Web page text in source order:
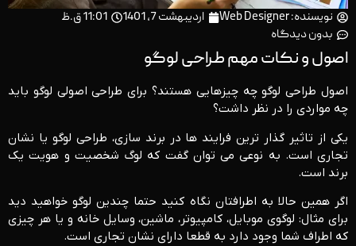
نویسنده: اردیبهشت 7, 1401
11:01 ق.ظ
بدون دیدگاه
اصول و نکات مهم طراحی لوگو
اصول طراحی لوگو چه چیزهایی هستند؟ برای طراحی اصولی لوگو باید
چه مواردی را در نظر داشت؟
یکی از تاثیر گذار ترین فرایند ها در برند سازی، طراحی لوگو یا نشان
تجاری است. به نوعی می توان گفت که لوگ شخصیت و هویت یک
برند است.
اگر همین حالا به اطرافتان نگاه کنید حتما چندین لوگو خواهید دید
برای مثال: لوگوی موبایل، کامپیوتر، ماشین، وسایل خانه و یا هر چیزی
که اطراف شما وجود دارد به قطعا دارای نشان تجاری است.